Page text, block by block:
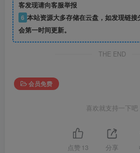
客发现请向客服举报
6 本站资源大多存储在云盘，如发现链
会第一时间更新。
THE END
会员免费
喜欢就支持一下吧
点赞 13 分享